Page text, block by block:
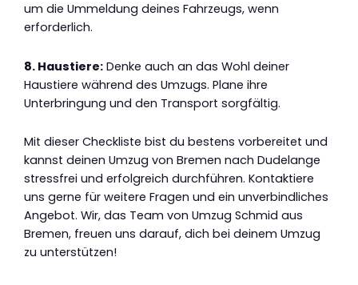
um die Ummeldung deines Fahrzeugs, wenn
erforderlich.
8. Haustiere: Denke auch an das Wohl deiner
Haustiere während des Umzugs. Plane ihre
Unterbringung und den Transport sorgfältig.
Mit dieser Checkliste bist du bestens vorbereitet und
kannst deinen Umzug von Bremen nach Dudelange
stressfrei und erfolgreich durchführen. Kontaktiere
uns gerne für weitere Fragen und ein unverbindliches
Angebot. Wir, das Team von Umzug Schmid aus
Bremen, freuen uns darauf, dich bei deinem Umzug
zu unterstützen!